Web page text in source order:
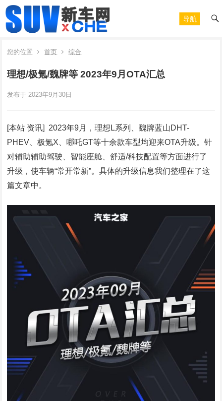
导航
您的位置 首页 综合
理想/极氪/魏牌等 2023年9月OTA汇总
发布于 2023年9月30日
[本站 资讯] 2023年9月，理想L系列、魏牌蓝山DHT-
PHEV、极氪X、哪吒GT等十余款车型均迎来OTA升级。针
对辅助辅助驾驶、智能座舱、舒适/科技配置等方面进行了
升级，使车辆“常开常新”。具体的升级信息我们整理在了这
篇文章中。